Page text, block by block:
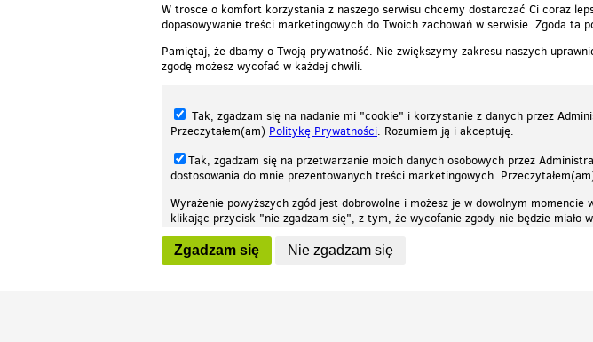
możliwość wyłączenia ich w przeglądarce,
W trosce o komfort korzystania z naszego serwisu chcemy dostarczać Ci coraz
dopasowywanie treści marketingowych do Twoich zachowań w serwisie. Zgoda ta
Pamiętaj, że dbamy o Twoją prywatność. Nie zwiększymy zakresu naszych
zgodę możesz wycofać w każdej chwili.
Tak, zgadzam się na nadanie mi "cookie" i korzystanie z danych przez
Przeczytałem(am) Politykę Prywatności. Rozumiem ją i akceptuję.
Tak, zgadzam się na przetwarzanie moich danych osobowych przez
dostosowania do mnie prezentowanych treści marketingowych.
Wyrażenie powyższych zgód jest dobrowolne i możesz je w dowolnym momencie
klikając przycisk "nie zgadzam się", z tym, że wycofanie zgody nie będzie miało
wycofaniem.
Zgadzam się
Nie zgadzam się